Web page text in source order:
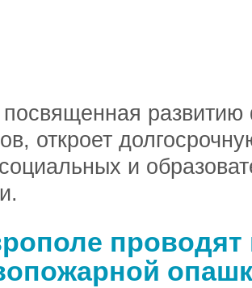
посвященная
откроет
и
проводят